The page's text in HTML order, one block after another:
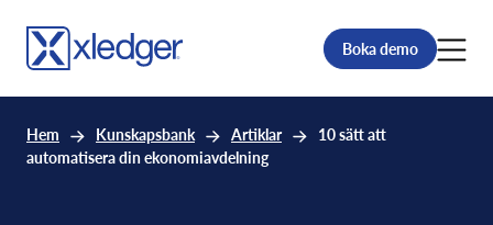
Boka demo
Hem Kunskapsbank Artiklar
10 sätt att
automatisera din ekonomiavdelning